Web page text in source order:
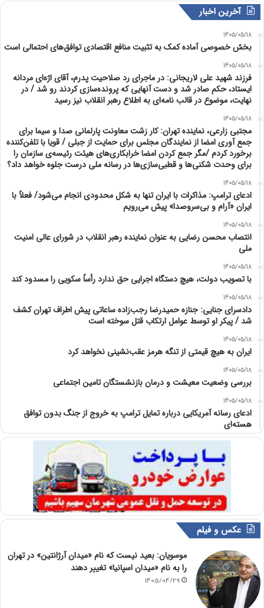
آخرین اخبار
1405/05/18
بخش خصوصی آماده کمک به تثبیت منافع اقتصادی توافق‌های احتمالی است
1405/05/18
فرزند شهید علی لاریجانی: در ماجرای رد صلاحیت پدرم، آقای اژه‌ای مردانه
ایستاد، حکم صادر شد و دست آنهایی که پرونده‌سازی کردند رو شد / در
نهایت، موضوع در قالب نامه‌ای به اطلاع رهبر انقلاب نیز رسید
1405/05/18
مجتبی زارعی، نماینده تهران: کار زشت معاونت پارلمانی صدا و سیما برای
جمع آوری امضا از نمایندگان مجلس برای حمایت از جبلی / قویا با تلفن‌کننده
برخورد کردم /مگر جمع کردن امضا خرابکاری‌های هیئت رئیسه‌ی سازمان را
برای وحدت شکنی‌ها و قطبی‌سازی‌ها در رسانه ملی درست جلوه خواهد داد؟
1405/05/18
ادعای ترامپ: مذاکرات با ایران تنها به شکل محدودی انجام می‌شود/ فعلاً با
ایران «آرام و بی‌سروصدا» پیش می‌رویم
1405/05/18
انتصاب محسن رضایی به عنوان نماینده رهبر انقلاب در شورای عالی امنیت
ملی
1405/05/18
با تصویب دولت، هیچ دستگاه اجرایی حق ندارد رأساً سکویی را مسدود کند
1405/05/18
دادسرای جنایی: جنازه حمیدرضا رجب‌زاده ساعاتی پیش اطراف تهران کشف
شد / پیکر او توسط عوامل‌ ارتکاب قتل سوخته است
1405/05/18
ایران به هیچ قیمتی از تنگه هرمز عقب‌نشینی نخواهد کرد
1405/05/18
بررسی وضعیت معیشت و درمان بازنشستگان تامین اجتماعی
1405/05/18
ادعای رسانه آمریکایی درباره تمایل ترامپ به خروج از جنگ بدون توافق
هسته‌ای
عکس و فیلم
موسویان: بعید نیست که نام «میدان آرژانتین» در تهران
را به نام «میدان اسپانیا» تغییر دهند
1405/04/29